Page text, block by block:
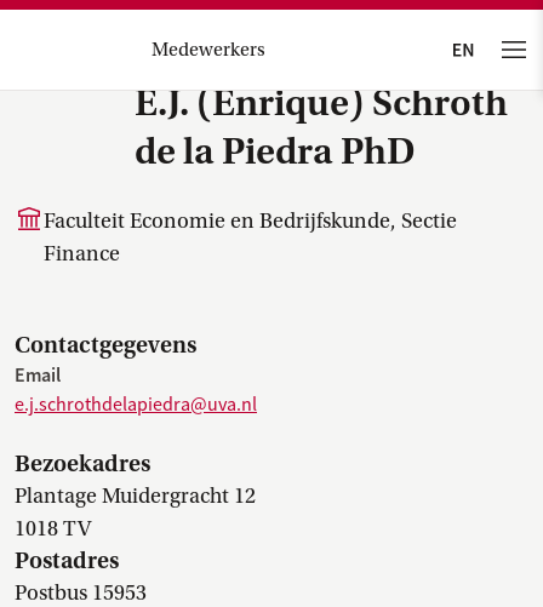
Medewerkers
E.J. (Enrique) Schroth
de la Piedra PhD
Faculteit Economie en Bedrijfskunde, Sectie
Finance
Contactgegevens
Email
e.j.schrothdelapiedra@uva.nl
Bezoekadres
Plantage Muidergracht 12
1018 TV
Postadres
Postbus 15953